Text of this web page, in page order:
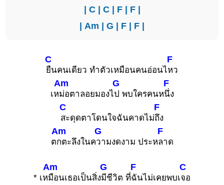
| C| C| F| F|
| Am | G | F | F |
C
ยืนคนเดียว ทำตัวเหมือนคนอ่อนไ
F
หว
เห
Am
ม่อตาลอยมองไ
G
ป พบใครคนห
F
นึ่ง
C
สะดุดตาโดนใจฉันคาดไม่
F
ถึง
ต
Am
กตะลึงในค
G
วามงดงาม ประห
F
ลาด
* เห
Am
มือนเธอเป็นสิ่ง
G
มีชีวิต ที่
F
ฉันไม่เคยพบเ
C
จอ